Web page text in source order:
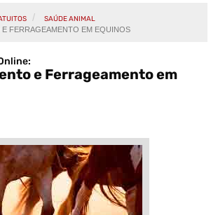
SAÚDE ANIMAL
FERRAGEAMENTO EM EQUINOS
e Ferrageamento em